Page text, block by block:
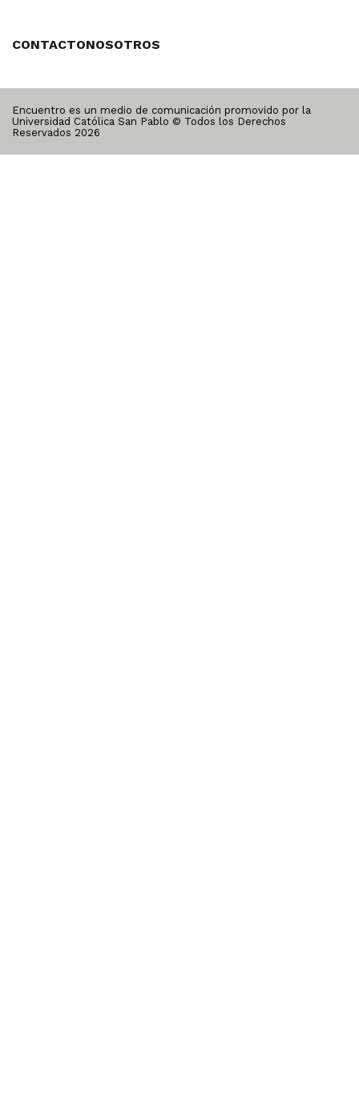
CONTACTONOSOTROS
Encuentro es un medio de comunicación promovido por la
Universidad Católica San Pablo © Todos los Derechos
Reservados 2026